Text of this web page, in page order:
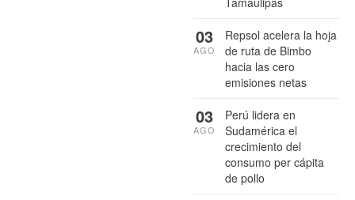
Repsol acelera la hoja
de ruta de Bimbo
hacia las cero
emisiones netas
03
AGO
Perú lidera en
Sudamérica el
crecimiento del
consumo per cápita
de pollo
03
AGO